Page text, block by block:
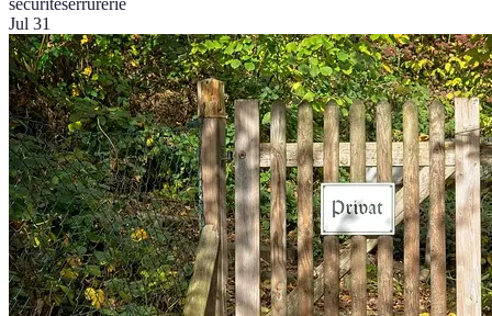
Jul 31